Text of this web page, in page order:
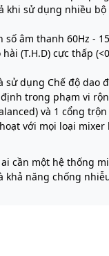
khi sử dụng nhiều
âm thanh 60Hz -
(T.H.D) cực thấp
dụng Chế độ dao
trong phạm vi
và 1 cổng
với mọi loại mixer
cần một hệ thống
năng chống